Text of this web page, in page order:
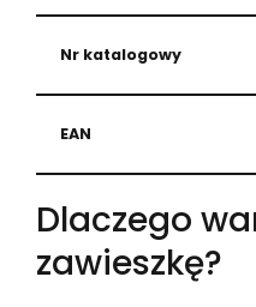
Nr katalogowy
EAN
Dlaczego
zawieszkę?